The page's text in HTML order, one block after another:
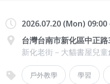
2026.07.20 (Mon)
台灣台南市新化區中正
新化老街－大貓書屋兒
戶外教學 學習